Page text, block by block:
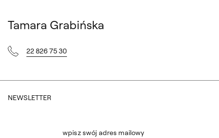
Tamara Grabińska
22 826 75 30
NEWSLETTER
wpisz swój adres mailowy